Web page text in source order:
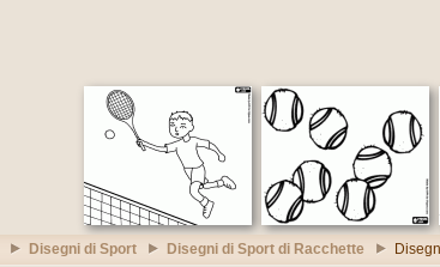
Disegni di Sport Disegni di Sport di Racchette